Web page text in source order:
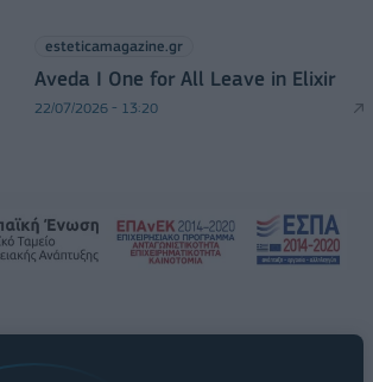
esteticamagazine.gr
Aveda I One for All Leave in Elixir
22/07/2026 - 13:20